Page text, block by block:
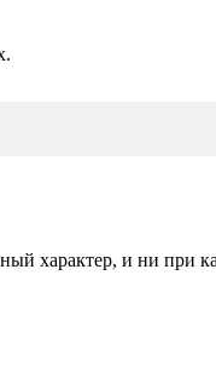
характер, и ни при